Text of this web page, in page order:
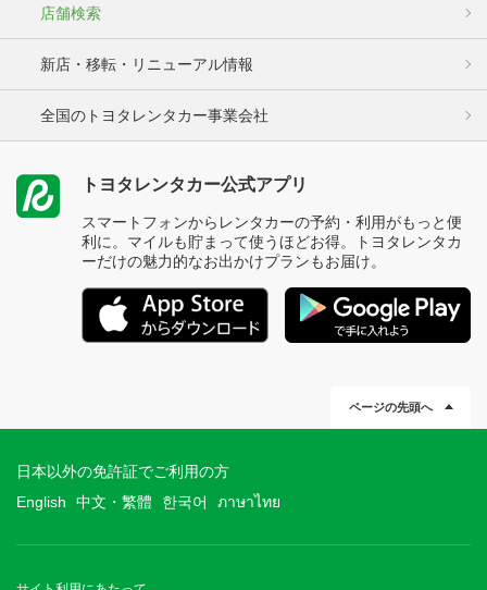
店舗検索
新店・移転・リニューアル情報
全国のトヨタレンタカー事業会社
トヨタレンタカー公式アプリ
スマートフォンからレンタカーの予約・利用がもっと便
利に。マイルも貯まって使うほどお得。トヨタレンタカ
ーだけの魅力的なお出かけプランもお届け。
ページの先頭へ
日本以外の免許証でご利用の方
English
中文・繁體 한국어 ภาษาไทย